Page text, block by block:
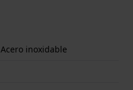
Acero inoxidable